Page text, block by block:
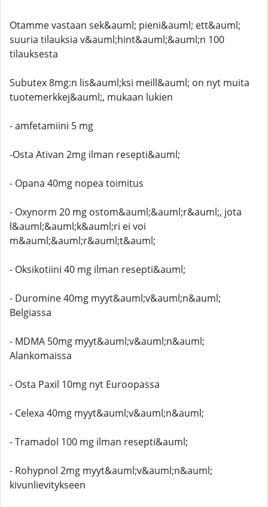
Otamme vastaan ​​sek&auml; pieni&auml; ett&auml;
suuria tilauksia v&auml;hint&auml;&auml;n 100
tilauksesta
Subutex 8mg:n lis&auml;ksi meill&auml; on nyt muita
tuotemerkkej&auml;, mukaan lukien
- amfetamiini 5 mg
-Osta Ativan 2mg ilman resepti&auml;
- Opana 40mg nopea toimitus
- Oxynorm 20 mg ostom&auml;&auml;r&auml;, jota
l&auml;&auml;k&auml;ri ei voi
m&auml;&auml;r&auml;t&auml;
- Oksikotiini 40 mg ilman resepti&auml;
- Duromine 40mg myyt&auml;v&auml;n&auml;
Belgiassa
- MDMA 50mg myyt&auml;v&auml;n&auml;
Alankomaissa
- Osta Paxil 10mg nyt Euroopassa
- Celexa 40mg myyt&auml;v&auml;n&auml;
- Tramadol 100 mg ilman resepti&auml;
- Rohypnol 2mg myyt&auml;v&auml;n&auml;
kivunlievitykseen